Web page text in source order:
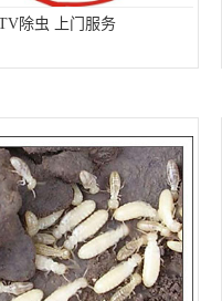
除虫 上门服务